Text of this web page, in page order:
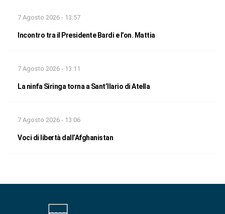
7 Agosto 2026 - 13:57
Incontro tra il Presidente Bardi e l’on. Mattia
7 Agosto 2026 - 13:11
La ninfa Siringa torna a Sant’Ilario di Atella
7 Agosto 2026 - 13:06
Voci di libertà dall’Afghanistan